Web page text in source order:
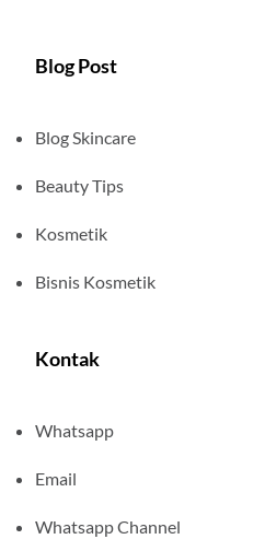
Blog Post
Blog Skincare
Beauty Tips
Kosmetik
Bisnis Kosmetik
Kontak
Whatsapp
Email
Whatsapp Channel